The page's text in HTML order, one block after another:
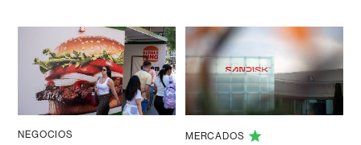
NEGOCIOS MERCADOS